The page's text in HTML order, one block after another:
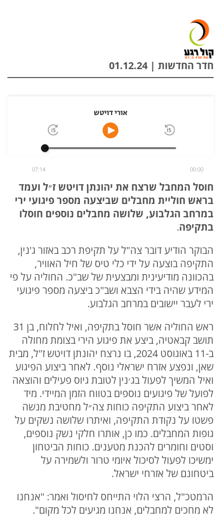
חדר החדשות | 01.12.24
אורי דויטש
00:00
07:14
חוסל המחבל שרצח את יהונתן דויטש ז״ל ועמד
בראש חוליית מחבלים שביצעה מספר פיגועי ירי
במרחב הגלבוע, שלושה מחבלים נוספים חוסלו
בתקיפה.
הבוקר הודיע דובר צה"ל על תקיפת רכב באזור ג'נין,
התקיפה בוצעה על ידי כלי טיס של חיל האוויר,
בהכוונה מודיעינית ומבצעית של שב"כ. החוליה על פי
המידע שהיה בידי הצבא ושב"כ ביצעה מספר פיגועי
ירי לעבר יישובים במרחב הגלבוע.
ראש החוליה אשר חוסל בתקיפה, ואיל לחלוח, בן 31
תושב קבאטיה, ביצע את פיגוע הירי בצומת מחולה
ב-11 באוגוסט 2024, בו נרצח יהונתן דויטש ז"ל, מבית
שאן, ונפצע אזרח ישראלי נוסף. לאחר ביצוע הפיגוע
ואיל המשיך לפעול בג׳נין לטובת גיוס פעילים והוצאה
לפועל של פיגועים נוספים בטווח הזמן המיידי. מיד
לאחר ביצוע התקיפה כוחות צה״ל מחטיבת מנשה
פשטו על נקודת התקיפה, ואיתרו שלושה נשקים על
גופות המחבלים. כמו כן, אותרו חלקי נשק נוספים,
וסטים וחומרים להכנת מטענים. כוחות הביטחון
ימשיכו לפעול לסיכול איומי טרור ולשמירה על
ביטחונם של אזרחי ישראל.
הרמטכ"ל, הרצי הלוי התייחס לחיסול ואמר: "אנחנו
לא מחכים למחבלים, אנחנו מגיעים לכל מקום".